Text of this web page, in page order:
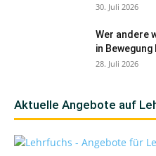
30. Juli 2026
Wer andere
in Bewegung
28. Juli 2026
Aktuelle Angebote auf